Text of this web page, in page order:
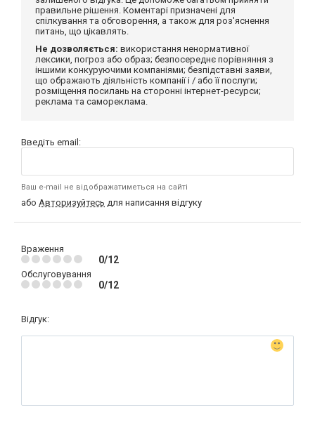
правильне рішення. Коментарі призначені для
спілкування та обговорення, а також для роз'яснення
питань, що цікавлять.
Не дозволяється: використання ненормативної
лексики, погроз або образ; безпосереднє порівняння з
іншими конкуруючими компаніями; безпідставні заяви,
що ображають діяльність компанії і / або її послуги;
розміщення посилань на сторонні інтернет-ресурси;
реклама та самореклама.
Введіть email:
Ваш e-mail не відображатиметься на сайті
або Авторизуйтесь для написання відгуку
Враження
0/12
Обслуговування
0/12
Відгук: